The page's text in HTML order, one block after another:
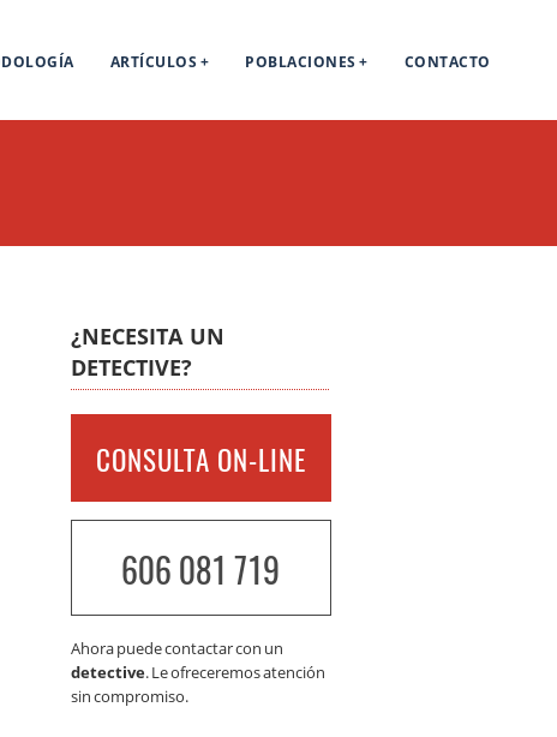
ARTÍCULOS POBLACIONES CONTACTO
¿NECESITA UN
DETECTIVE?
CONSULTA ON-LINE
606 081 719
Ahora puede contactar con un
detective. Le ofreceremos atención
sin compromiso.